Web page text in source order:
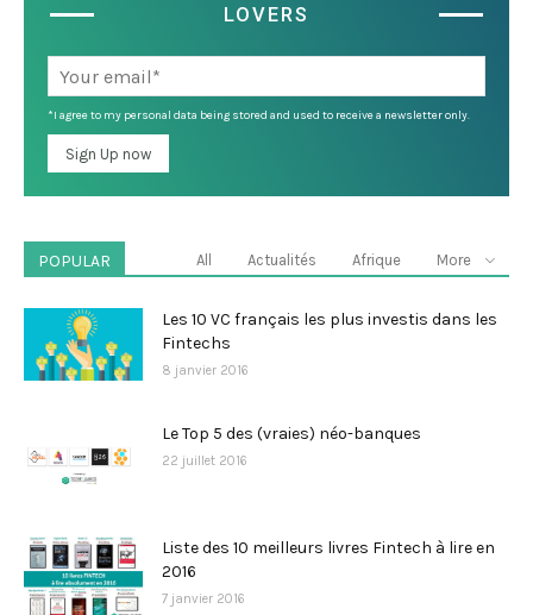
LOVERS
*I agree to my personal data being stored and used to receive a newsletter only.
POPULAR All Actualités Afrique More
Les 10 VC français les plus investis dans les
Fintechs
8 janvier 2016
Le Top 5 des (vraies) néo-banques
22 juillet 2016
Liste des 10 meilleurs livres Fintech à lire en
2016
7 janvier 2016